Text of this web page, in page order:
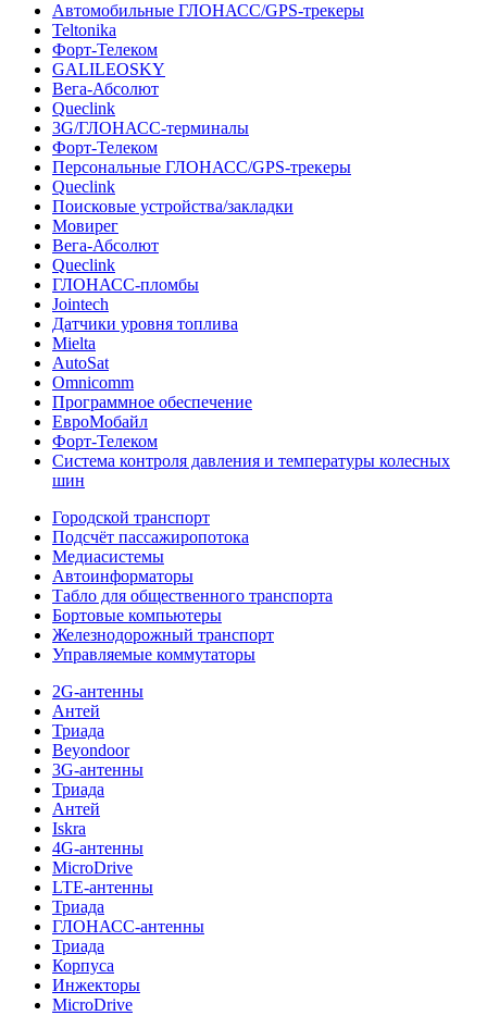
Автомобильные ГЛОНАСС/GPS-трекеры
Teltonika
Форт-Телеком
GALILEOSKY
Вега-Абсолют
Queclink
3G/ГЛОНАСС-терминалы
Форт-Телеком
Персональные ГЛОНАСС/GPS-трекеры
Queclink
Поисковые устройства/закладки
Мовирег
Вега-Абсолют
Queclink
ГЛОНАСС-пломбы
Jointech
Датчики уровня топлива
Mielta
AutoSat
Omnicomm
Программное обеспечение
ЕвроМобайл
Форт-Телеком
Система контроля давления и температуры колесных
шин
Городской транспорт
Подсчёт пассажиропотока
Медиасистемы
Автоинформаторы
Табло для общественного транспорта
Бортовые компьютеры
Железнодорожный транспорт
Управляемые коммутаторы
2G-антенны
Антей
Триада
Beyondoor
3G-антенны
Триада
Антей
Iskra
4G-антенны
MicroDrive
LTE-антенны
Триада
ГЛОНАСС-антенны
Триада
Корпуса
Инжекторы
MicroDrive